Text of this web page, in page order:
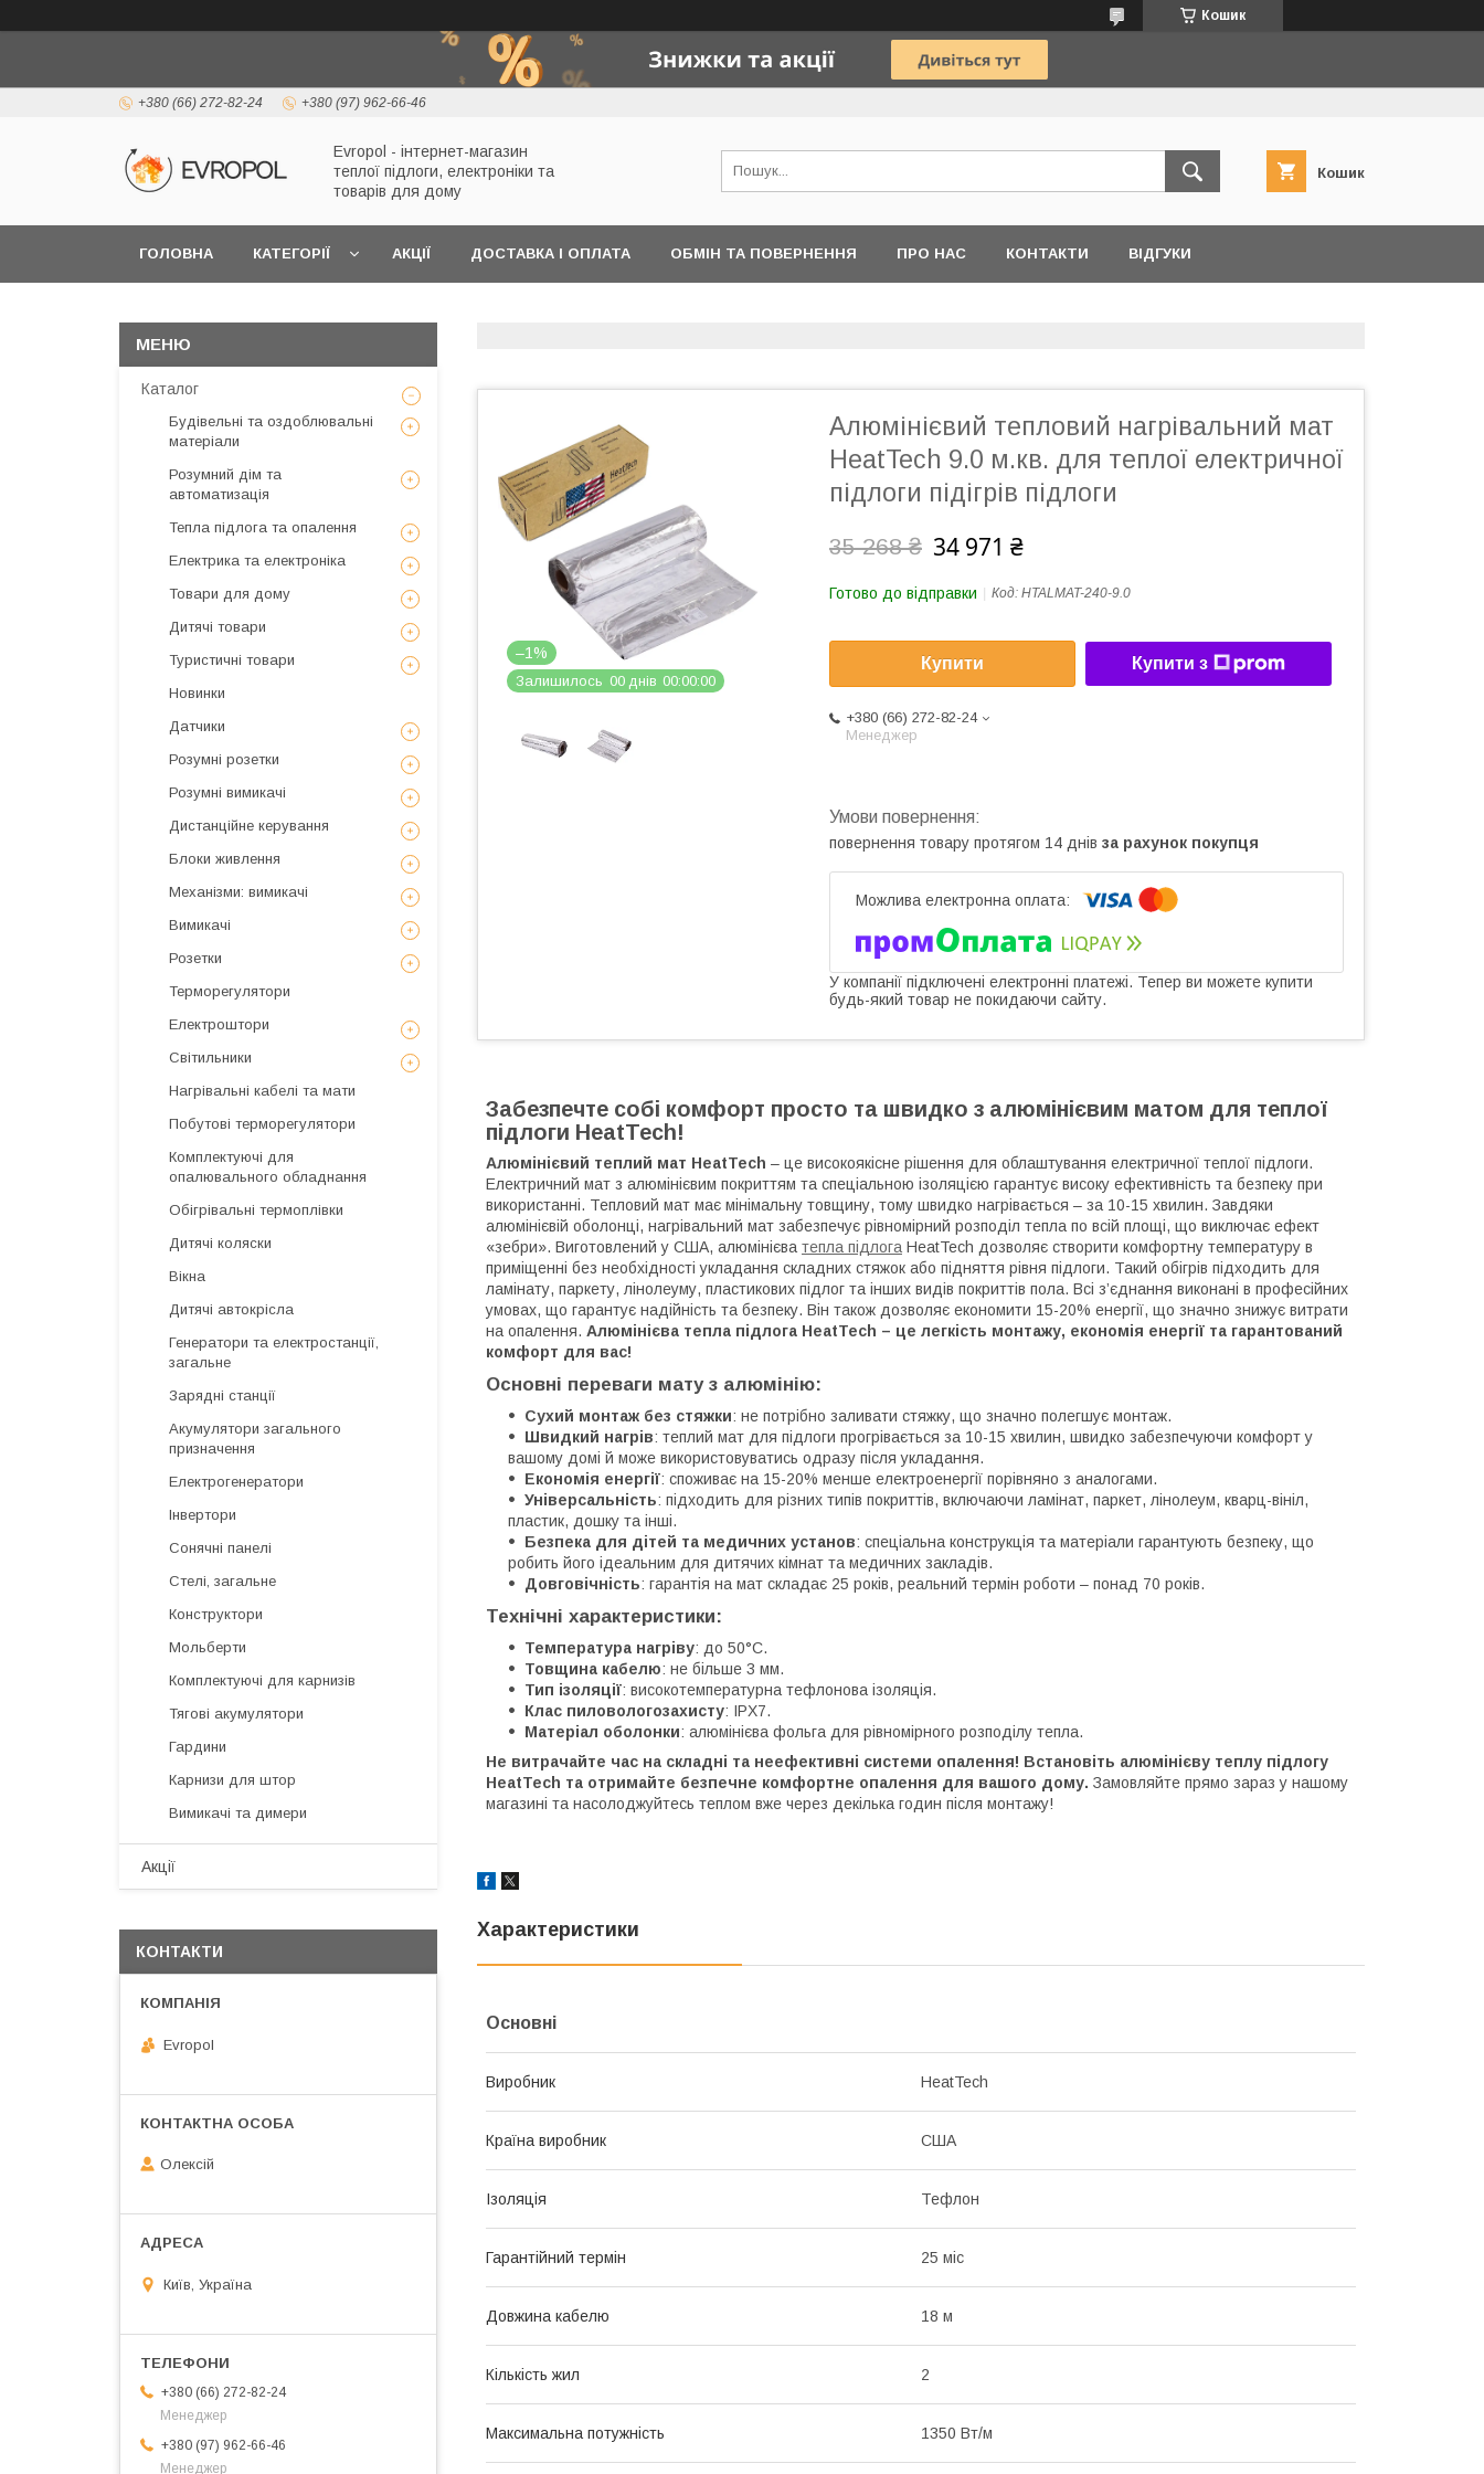
Кошик
+380 (66) 272-82-24 +380 (97) 962-66-46
Evropol - інтернет-магазин
теплої підлоги, електроніки та
товарів для дому
Кошик
ГОЛОВНА КАТЕГОРІЇ АКЦІЇ ДОСТАВКА І ОПЛАТА ОБМІН ТА ПОВЕРНЕННЯ ПРО НАС КОНТАКТИ ВІДГУКИ
–1%
Залишилось 00 днів 00 00 00
Алюмінієвий тепловий нагрівальний мат
HeatTech 9.0 м.кв. для теплої електричної
підлоги підігрів підлоги
35 268 ₴ 34 971 ₴
Готово до відправки Код: HTALMAT-240-9.0
Купити Купити з
+380 (66) 272-82-24
Менеджер
повернення товару протягом 14 днів за рахунок покупця
У компанії підключені електронні платежі. Тепер ви можете купити
будь-який товар не покидаючи сайту.
Забезпечте собі комфорт просто та швидко з алюмінієвим матом для теплої
підлоги HeatTech!
Алюмінієвий теплий мат HeatTech – це високоякісне рішення для облаштування електричної теплої підлоги.
Електричний мат з алюмінієвим покриттям та спеціальною ізоляцією гарантує високу ефективність та безпеку при
використанні. Тепловий мат має мінімальну товщину, тому швидко нагрівається – за 10-15 хвилин. Завдяки
алюмінієвій оболонці, нагрівальний мат забезпечує рівномірний розподіл тепла по всій площі, що виключає ефект
«зебри». Виготовлений у США, алюмінієва тепла підлога HeatTech дозволяє створити комфортну температуру в
приміщенні без необхідності укладання складних стяжок або підняття рівня підлоги. Такий обігрів підходить для
ламінату, паркету, лінолеуму, пластикових підлог та інших видів покриттів пола. Всі з’єднання виконані в професійних
умовах, що гарантує надійність та безпеку. Він також дозволяє економити 15-20% енергії, що значно знижує витрати
на опалення. Алюмінієва тепла підлога HeatTech – це легкість монтажу, економія енергії та гарантований
комфорт для вас!
Основні переваги мату з алюмінію:
Сухий монтаж без стяжки: не потрібно заливати стяжку, що значно полегшує монтаж.
Швидкий нагрів: теплий мат для підлоги прогрівається за 10-15 хвилин, швидко забезпечуючи комфорт у
вашому домі й може використовуватись одразу після укладання.
Економія енергії: споживає на 15-20% менше електроенергії порівняно з аналогами.
Універсальність: підходить для різних типів покриттів, включаючи ламінат, паркет, лінолеум, кварц-вініл,
пластик, дошку та інші.
Безпека для дітей та медичних установ: спеціальна конструкція та матеріали гарантують безпеку, що
робить його ідеальним для дитячих кімнат та медичних закладів.
Довговічність: гарантія на мат складає 25 років, реальний термін роботи – понад 70 років.
Технічні характеристики:
Температура нагріву: до 50°C.
Товщина кабелю: не більше 3 мм.
Тип ізоляції: високотемпературна тефлонова ізоляція.
Клас пиловологозахисту: IPX7.
Матеріал оболонки: алюмінієва фольга для рівномірного розподілу тепла.
Не витрачайте час на складні та неефективні системи опалення! Встановіть алюмінієву теплу підлогу
HeatTech та отримайте безпечне комфортне опалення для вашого дому. Замовляйте прямо зараз у нашому
магазині та насолоджуйтесь теплом вже через декілька годин після монтажу!
Характеристики
Основні
Виробник HeatTech
Країна виробник США
Ізоляція Тефлон
Гарантійний термін 25 міс
Довжина кабелю 18 м
Кількість жил 2
Максимальна потужність 1350 Вт/м
Каталог
Будівельні та оздоблювальні
матеріали
Розумний дім та
автоматизація
Тепла підлога та опалення
Електрика та електроніка
Товари для дому
Дитячі товари
Туристичні товари
Новинки
Датчики
Розумні розетки
Розумні вимикачі
Дистанційне керування
Блоки живлення
Механізми: вимикачі
Вимикачі
Розетки
Терморегулятори
Електроштори
Світильники
Нагрівальні кабелі та мати
Побутові терморегулятори
Комплектуючі для
опалювального обладнання
Обігрівальні термоплівки
Дитячі коляски
Вікна
Дитячі автокрісла
Генератори та електростанції,
загальне
Зарядні станції
Акумулятори загального
призначення
Електрогенератори
Інвертори
Сонячні панелі
Стелі, загальне
Конструктори
Мольберти
Комплектуючі для карнизів
Тягові акумулятори
Гардини
Карнизи для штор
Вимикачі та димери
Акції
КОНТАКТИ
Evropol
Олексій
Київ, Україна
+380 (66) 272-82-24
Менеджер
+380 (97) 962-66-46
Менеджер